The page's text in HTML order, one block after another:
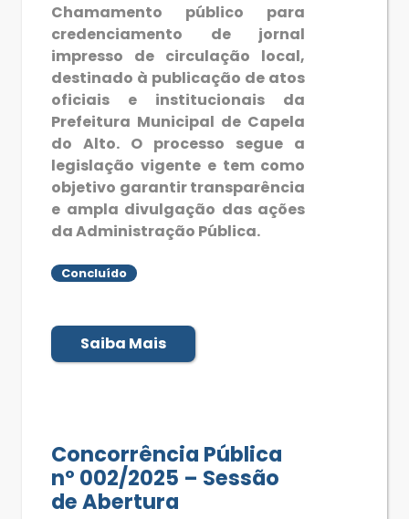
Chamamento público para
credenciamento de jornal
impresso de circulação local,
destinado à publicação de atos
oficiais e institucionais da
Prefeitura Municipal de Capela
do Alto. O processo segue a
legislação vigente e tem como
objetivo garantir transparência
e ampla divulgação das ações
da Administração Pública.
Concluído
Saiba Mais
Concorrência Pública
nº 002/2025 – Sessão
de Abertura